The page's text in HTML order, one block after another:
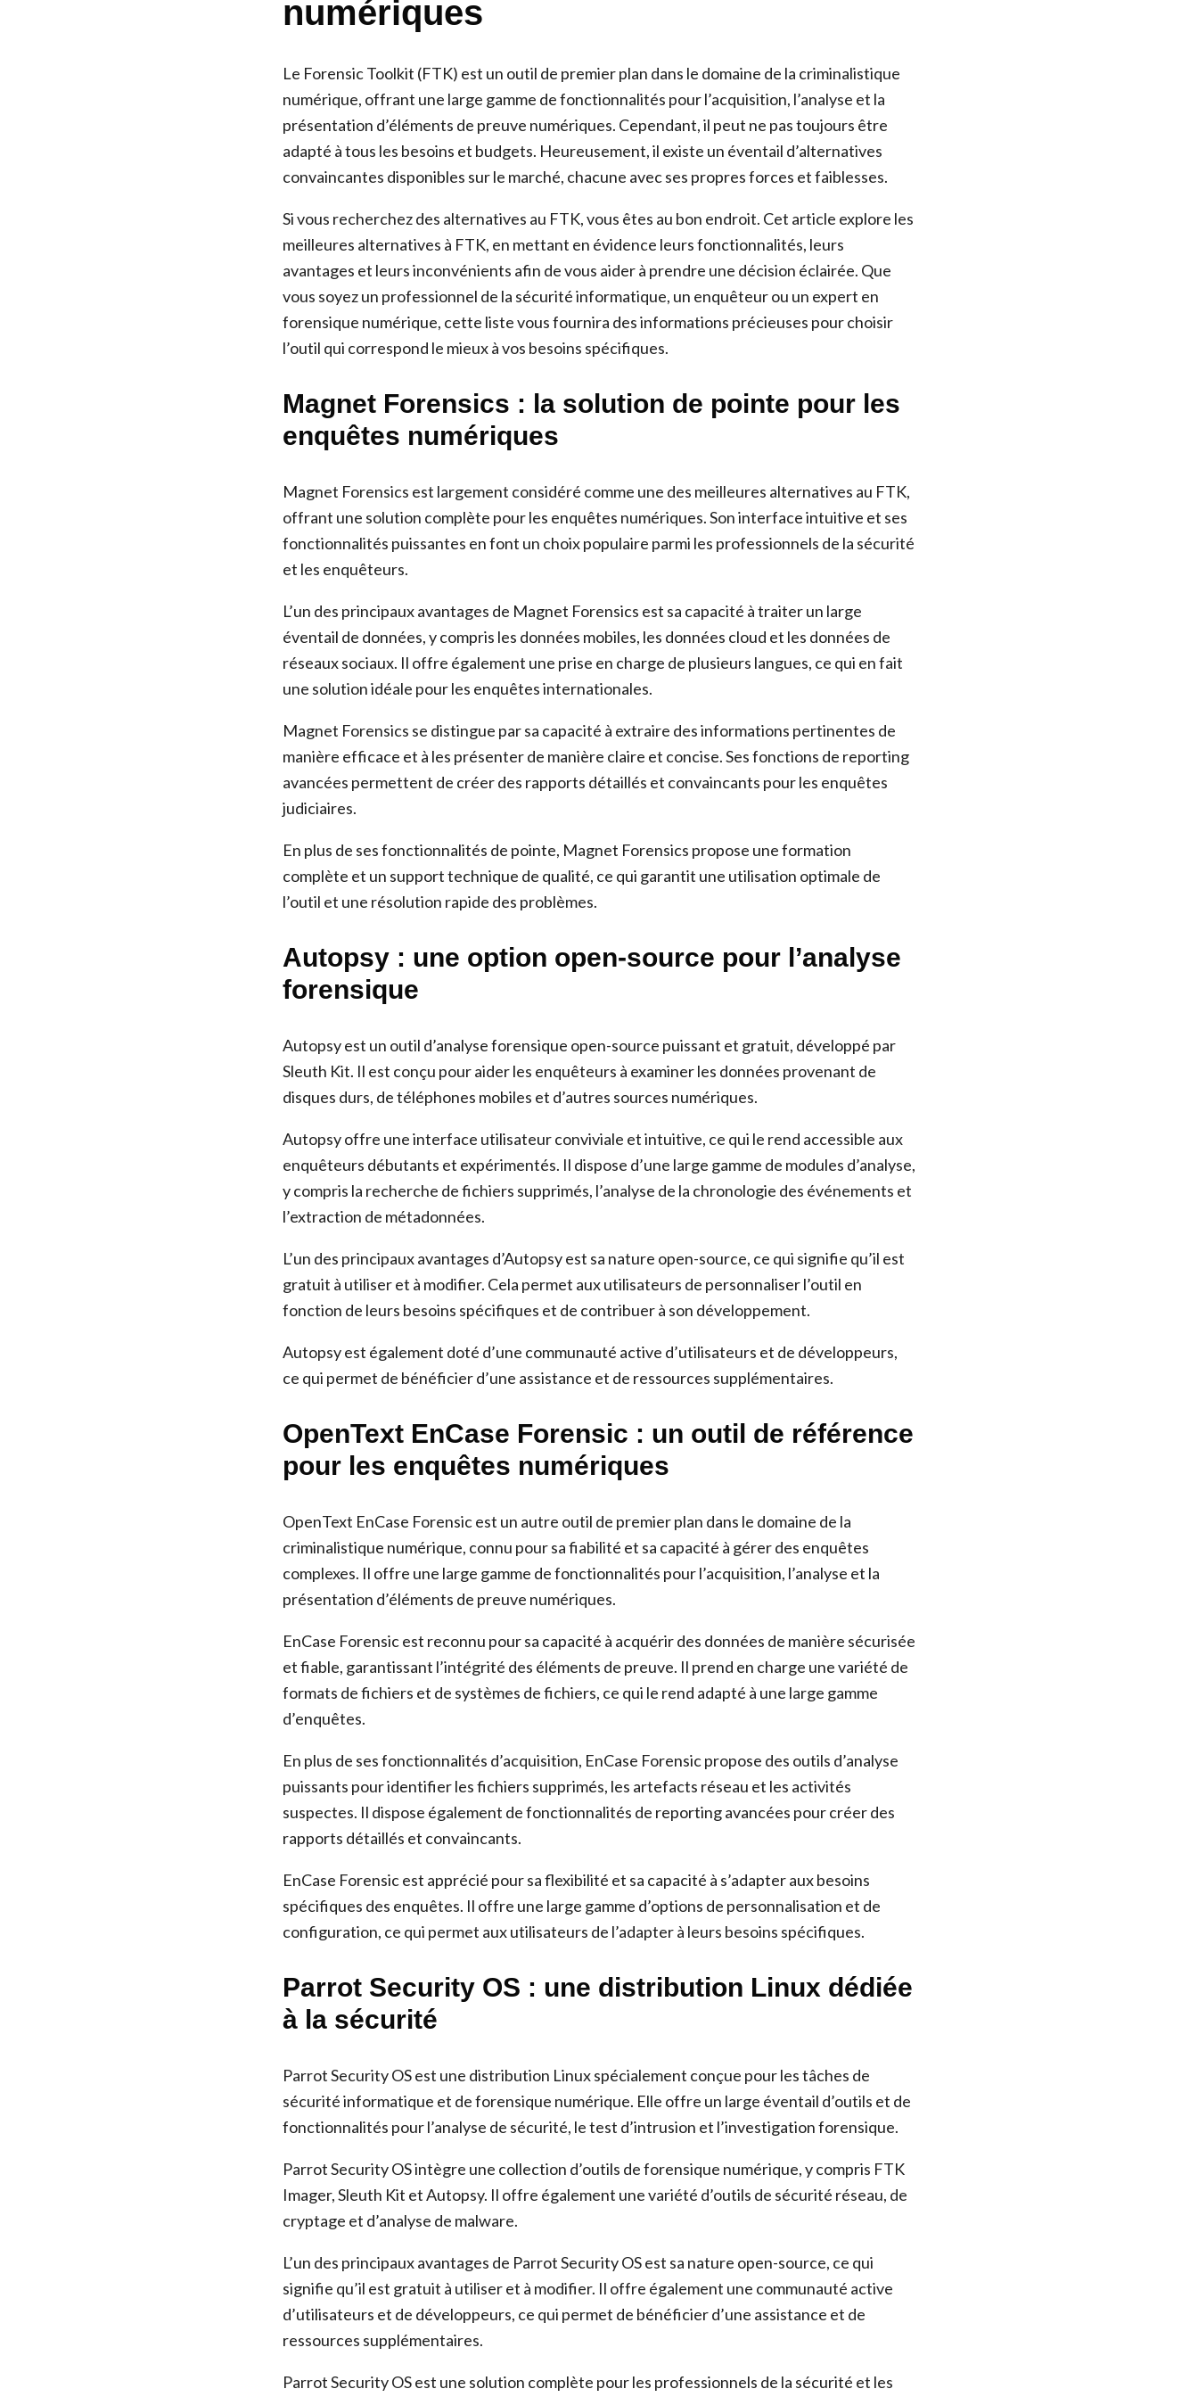
numériques
Le Forensic Toolkit (FTK) est un outil de premier plan dans le domaine de la criminalistique
numérique, offrant une large gamme de fonctionnalités pour l’acquisition, l’analyse et la
présentation d’éléments de preuve numériques. Cependant, il peut ne pas toujours être
adapté à tous les besoins et budgets. Heureusement, il existe un éventail d’alternatives
convaincantes disponibles sur le marché, chacune avec ses propres forces et faiblesses.
Si vous recherchez des alternatives au FTK, vous êtes au bon endroit. Cet article explore les
meilleures alternatives à FTK, en mettant en évidence leurs fonctionnalités, leurs
avantages et leurs inconvénients afin de vous aider à prendre une décision éclairée. Que
vous soyez un professionnel de la sécurité informatique, un enquêteur ou un expert en
forensique numérique, cette liste vous fournira des informations précieuses pour choisir
l’outil qui correspond le mieux à vos besoins spécifiques.
Magnet Forensics : la solution de pointe pour les
enquêtes numériques
Magnet Forensics est largement considéré comme une des meilleures alternatives au FTK,
offrant une solution complète pour les enquêtes numériques. Son interface intuitive et ses
fonctionnalités puissantes en font un choix populaire parmi les professionnels de la sécurité
et les enquêteurs.
L’un des principaux avantages de Magnet Forensics est sa capacité à traiter un large
éventail de données, y compris les données mobiles, les données cloud et les données de
réseaux sociaux. Il offre également une prise en charge de plusieurs langues, ce qui en fait
une solution idéale pour les enquêtes internationales.
Magnet Forensics se distingue par sa capacité à extraire des informations pertinentes de
manière efficace et à les présenter de manière claire et concise. Ses fonctions de reporting
avancées permettent de créer des rapports détaillés et convaincants pour les enquêtes
judiciaires.
En plus de ses fonctionnalités de pointe, Magnet Forensics propose une formation
complète et un support technique de qualité, ce qui garantit une utilisation optimale de
l’outil et une résolution rapide des problèmes.
Autopsy : une option open-source pour l’analyse
forensique
Autopsy est un outil d’analyse forensique open-source puissant et gratuit, développé par
Sleuth Kit. Il est conçu pour aider les enquêteurs à examiner les données provenant de
disques durs, de téléphones mobiles et d’autres sources numériques.
Autopsy offre une interface utilisateur conviviale et intuitive, ce qui le rend accessible aux
enquêteurs débutants et expérimentés. Il dispose d’une large gamme de modules d’analyse,
y compris la recherche de fichiers supprimés, l’analyse de la chronologie des événements et
l’extraction de métadonnées.
L’un des principaux avantages d’Autopsy est sa nature open-source, ce qui signifie qu’il est
gratuit à utiliser et à modifier. Cela permet aux utilisateurs de personnaliser l’outil en
fonction de leurs besoins spécifiques et de contribuer à son développement.
Autopsy est également doté d’une communauté active d’utilisateurs et de développeurs,
ce qui permet de bénéficier d’une assistance et de ressources supplémentaires.
OpenText EnCase Forensic : un outil de référence
pour les enquêtes numériques
OpenText EnCase Forensic est un autre outil de premier plan dans le domaine de la
criminalistique numérique, connu pour sa fiabilité et sa capacité à gérer des enquêtes
complexes. Il offre une large gamme de fonctionnalités pour l’acquisition, l’analyse et la
présentation d’éléments de preuve numériques.
EnCase Forensic est reconnu pour sa capacité à acquérir des données de manière sécurisée
et fiable, garantissant l’intégrité des éléments de preuve. Il prend en charge une variété de
formats de fichiers et de systèmes de fichiers, ce qui le rend adapté à une large gamme
d’enquêtes.
En plus de ses fonctionnalités d’acquisition, EnCase Forensic propose des outils d’analyse
puissants pour identifier les fichiers supprimés, les artefacts réseau et les activités
suspectes. Il dispose également de fonctionnalités de reporting avancées pour créer des
rapports détaillés et convaincants.
EnCase Forensic est apprécié pour sa flexibilité et sa capacité à s’adapter aux besoins
spécifiques des enquêtes. Il offre une large gamme d’options de personnalisation et de
configuration, ce qui permet aux utilisateurs de l’adapter à leurs besoins spécifiques.
Parrot Security OS : une distribution Linux dédiée
à la sécurité
Parrot Security OS est une distribution Linux spécialement conçue pour les tâches de
sécurité informatique et de forensique numérique. Elle offre un large éventail d’outils et de
fonctionnalités pour l’analyse de sécurité, le test d’intrusion et l’investigation forensique.
Parrot Security OS intègre une collection d’outils de forensique numérique, y compris FTK
Imager, Sleuth Kit et Autopsy. Il offre également une variété d’outils de sécurité réseau, de
cryptage et d’analyse de malware.
L’un des principaux avantages de Parrot Security OS est sa nature open-source, ce qui
signifie qu’il est gratuit à utiliser et à modifier. Il offre également une communauté active
d’utilisateurs et de développeurs, ce qui permet de bénéficier d’une assistance et de
ressources supplémentaires.
Parrot Security OS est une solution complète pour les professionnels de la sécurité et les